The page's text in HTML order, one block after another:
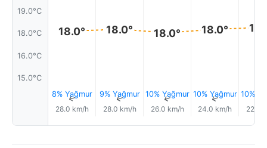
19.0°C
18.0°C
16.0°C
15.0°C
18.0°
8% Yağmur
↑
28.0 km/h
18.0°
9% Yağmur
↑
28.0 km/h
18.0°
10% Yağmur
↑
26.0 km/h
18.0°
10% Yağmur
↑
24.0 km/h
10%
22.0